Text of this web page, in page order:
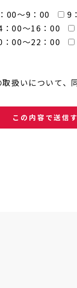
00～9：00 9
：00～16：00
：00～22：00
扱いについて、